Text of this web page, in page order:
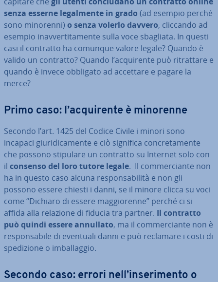
senza esserne le­gal­men­te in grado (ad esempio perché
sono minorenni) o senza volerlo davvero, cliccando ad
esempio inav­ver­ti­ta­men­te sulla voce sbagliata. In questi
casi il contratto ha comunque valore legale? Quando è
valido un contratto? Quando l’ac­qui­ren­te può ri­trat­ta­re e
quando è invece obbligato ad accettare e pagare la
merce?
Primo caso: l’ac­qui­ren­te è minorenne
Secondo l’art. 1425 del Codice Civile i minori sono
incapaci giu­ri­di­ca­men­te e ciò significa con­cre­ta­men­te
che possono stipulare un contratto su Internet solo con
il consenso del loro tutore legale. Il com­mer­cian­te non
ha in questo caso alcuna re­spon­sa­bi­li­tà e non gli
possono essere chiesti i danni, se il minore clicca su voci
come “Dichiaro di essere mag­gio­ren­ne” perché ci si
affida alla relazione di fiducia tra partner. Il contratto
può quindi essere annullato, ma il com­mer­cian­te non è
re­spon­sa­bi­le di eventuali danni e può reclamare i costi di
spe­di­zio­ne o im­bal­lag­gio.
Secondo caso: errori nell’in­se­ri­men­to o